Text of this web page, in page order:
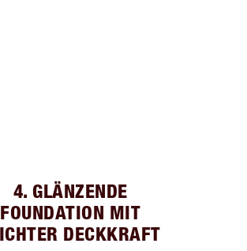
4. GLÄNZENDE
FOUNDATION MIT
DECKKRAFT